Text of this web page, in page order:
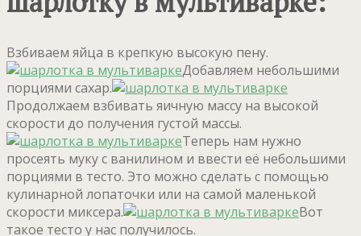
Взбиваем яйца в крепкую высокую пену.
Добавляем небольшими
порциями сахар.
Продолжаем взбивать яичную массу на высокой
скорости до получения густой массы.
Теперь нам нужно
просеять муку с ванилином и ввести её небольшими
порциями в тесто. Это можно сделать с помощью
кулинарной лопаточки или на самой маленькой
скорости миксера.
Вот
такое тесто у нас получилось.